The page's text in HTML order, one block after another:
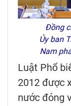
Đồng
Ủy ban
Nam
Luật Phổ
2012 được
nước đóng